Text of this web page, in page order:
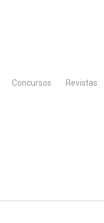
Concursos Revistas